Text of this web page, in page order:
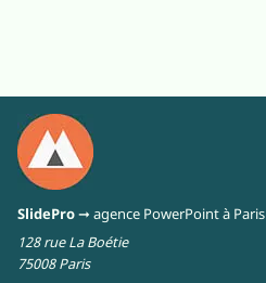
SlidePro➞ agence PowerPoint à Paris
128 rue La Boétie
75008 Paris